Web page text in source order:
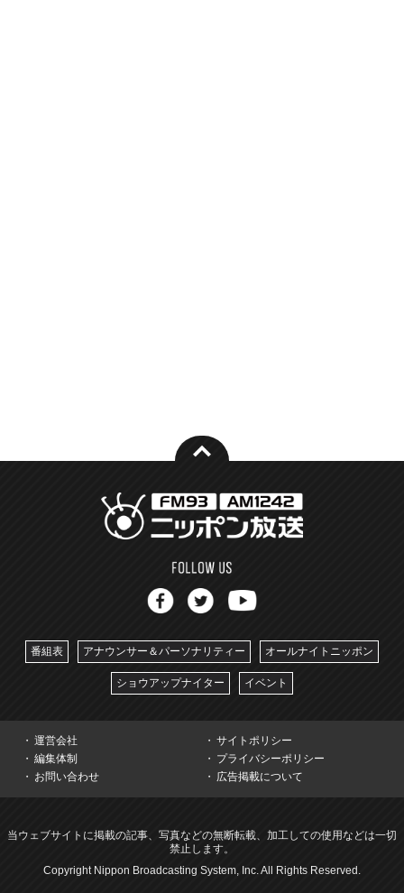
番組表 アナウンサー＆パーソナリティー オールナイトニッポン
ショウアップナイター イベント
運営会社
サイトポリシー
編集体制
プライバシーポリシー
お問い合わせ
広告掲載について
当ウェブサイトに掲載の記事、写真などの無断転載、加工しての使用などは一切
禁止します。
Copyright Nippon Broadcasting System, Inc. All Rights Reserved.